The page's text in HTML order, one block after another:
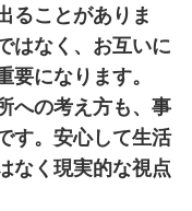
ることがありま
はなく、お互いに
要になります。
への考え方も、事
す。安心して生活
なく現実的な視点